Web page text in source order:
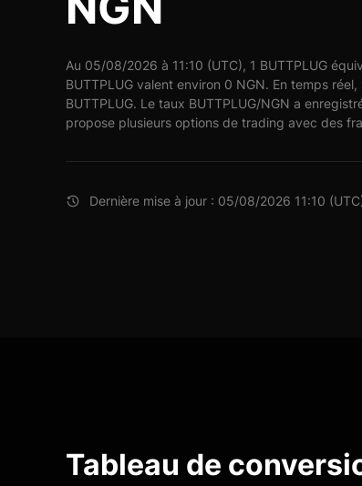
Au 05/08/2026 à 11:10 (UTC), 1 BUTTPLUG
BUTTPLUG valent environ 0 NGN. En temps
BUTTPLUG. Le taux BUTTPLUG/NGN a
propose plusieurs options de trading avec des
Dernière mise à jour : 05/08/2026 11:10
Tableau de